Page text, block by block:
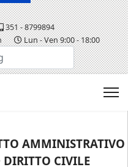
351 - 8799894
Lun - Ven 9:00 - 18:00
AMMINISTRATIVO
DIRITTO CIVILE